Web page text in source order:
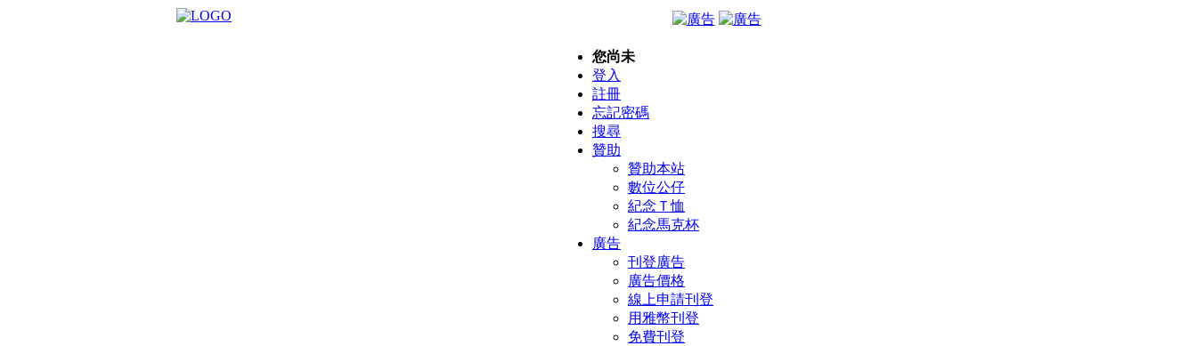
您尚未
登入
註冊
忘記密碼
搜尋
贊助
贊助本站
數位公仔
紀念Ｔ恤
紀念馬克杯
廣告
刊登廣告
廣告價格
線上申請刊登
用雅幣刊登
免費刊登